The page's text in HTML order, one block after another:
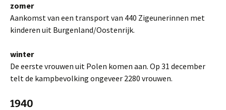
zomer
Aankomst van een transport van 440 Zigeunerinnen met
kinderen uit Burgenland/Oostenrijk.
winter
De eerste vrouwen uit Polen komen aan. Op 31 december
telt de kampbevolking ongeveer 2280 vrouwen.
1940